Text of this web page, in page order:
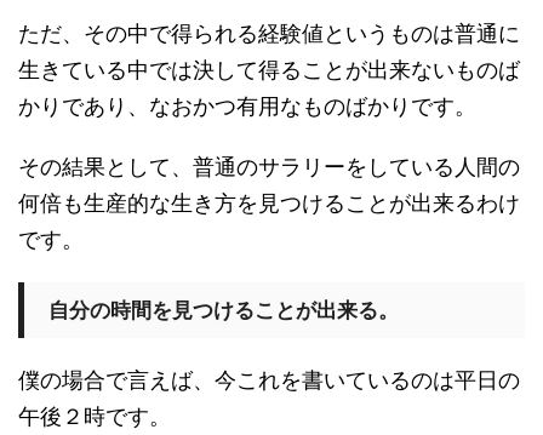
ただ、その中で得られる経験値というものは普通に
生きている中では決して得ることが出来ないものば
かりであり、なおかつ有用なものばかりです。
その結果として、普通のサラリーをしている人間の
何倍も生産的な生き方を見つけることが出来るわけ
です。
自分の時間を見つけることが出来る。
僕の場合で言えば、今これを書いているのは平日の
午後２時です。